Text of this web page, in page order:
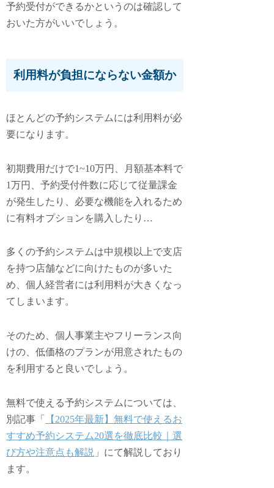
予約受付ができるかというのは確認して
おいた方がいいでしょう。
利用料が負担にならない金額か
ほとんどの予約システムには利用料が必
要になります。
初期費用だけで1~10万円、月額基本料で
1万円、予約受付件数に応じて従量課金
が発生したり、必要な機能を入れるため
に有料オプションを購入したり…
多くの予約システムは中規模以上で支店
を持つ店舗などに向けたものが多いた
め、個人経営者には利用料が大きくなっ
てしまいます。
そのため、個人事業主やフリーランス向
けの、低価格のプランが用意されたもの
を利用すると良いでしょう。
無料で使える予約システムについては、
別記事「
【2025年最新】無料で使えるお
すすめ予約システム20選を徹底比較｜選
び方や注意点も解説 」にて解説しており
ます。